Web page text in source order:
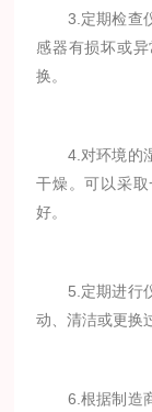
3.定期检查仪
感器有损坏或
换。
4.对环境的湿
干燥。可以采
好。
5.定期进行仪
动、清洁或更换
6.根据制造商